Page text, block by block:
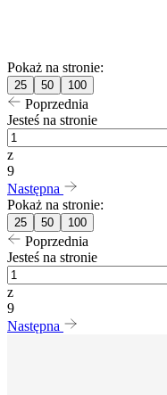
Pokaż na stronie:
25 50 100
Poprzednia
Jesteś na stronie
z
9
Następna
Pokaż na stronie:
25 50 100
Poprzednia
Jesteś na stronie
z
9
Następna